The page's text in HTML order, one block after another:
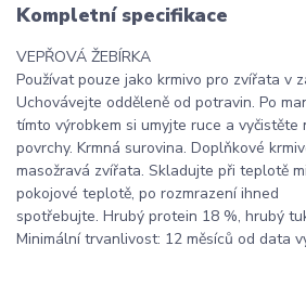
Kompletní specifikace
VEPŘOVÁ ŽEBÍRKA
Používat pouze jako krmivo pro zvířata v
Uchovávejte odděleně od potravin. Po
tímto výrobkem si umyjte ruce a vyčistěte
povrchy. Krmná surovina. Doplňkové
masožravá zvířata. Skladujte při teplotě
pokojové teplotě, po rozmrazení ihned
spotřebujte. Hrubý protein 18 %, hrubý
Minimální trvanlivost: 12 měsíců od data